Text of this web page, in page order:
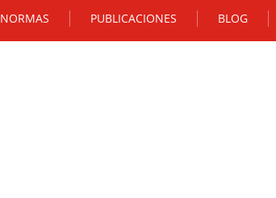
NORMAS PUBLICACIONES BLOG